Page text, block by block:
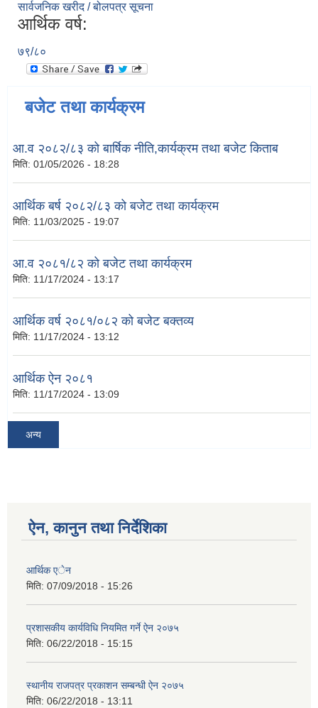
सार्वजनिक खरीद / बोलपत्र सूचना
आर्थिक वर्ष:
७९/८०
बजेट तथा कार्यक्रम
आ.व २०८२/८३ को बार्षिक नीति,कार्यक्रम तथा बजेट किताब
मिति: 01/05/2026 - 18:28
आर्थिक बर्ष २०८२/८३ को बजेट तथा कार्यक्रम
मिति: 11/03/2025 - 19:07
आ.व २०८१/८२ को बजेट तथा कार्यक्रम
मिति: 11/17/2024 - 13:17
आर्थिक वर्ष २०८१/०८२ को बजेट बक्तव्य
मिति: 11/17/2024 - 13:12
आर्थिक ऐन २०८१
मिति: 11/17/2024 - 13:09
अन्य
ऐन, कानुन तथा निर्देशिका
आर्थिक एेन
मिति: 07/09/2018 - 15:26
प्रशासकीय कार्यविधि नियमित गर्ने ऐन २०७५
मिति: 06/22/2018 - 15:15
स्थानीय राजपत्र प्रकाशन सम्बन्धी ऐन २०७५
मिति: 06/22/2018 - 13:11